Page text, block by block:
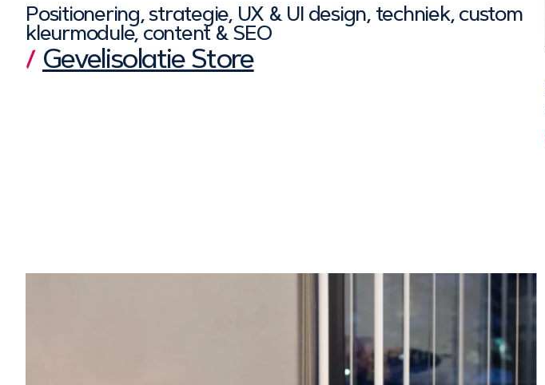
Positionering, strategie, UX & UI design, techniek, custom
kleurmodule, content & SEO
Gevelisolatie Store